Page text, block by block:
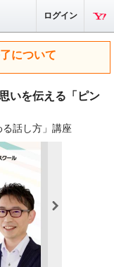
ログイン
について
いを伝える「ピン
話し方」講座